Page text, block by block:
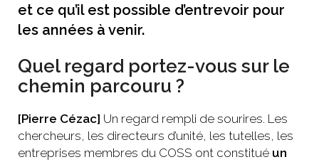
et ce qu’il est possible d’entrevoir pour
les années à venir.
Quel regard portez-vous sur le
chemin parcouru ?
[Pierre Cézac] Un regard rempli de sourires. Les
chercheurs, les directeurs d’unité, les tutelles, les
entreprises membres du COSS ont constitué un